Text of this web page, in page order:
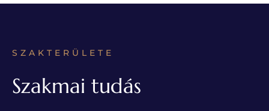
SZAKTERÜLETE
Szakmai tudás